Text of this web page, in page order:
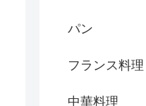
パン
フランス料理
中華料理